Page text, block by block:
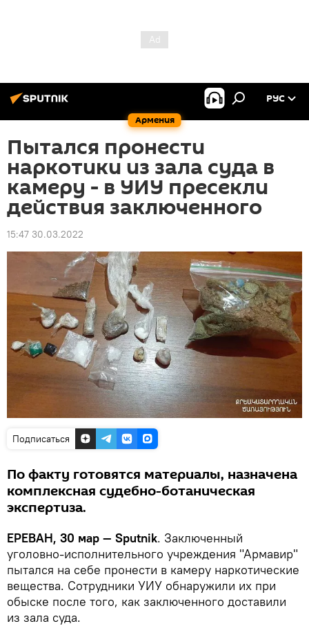
Армения
РУС
Пытался пронести
наркотики из зала суда в
камеру - в УИУ пресекли
действия заключенного
15:47 30.03.2022
Подписаться
По факту готовятся материалы, назначена
комплексная судебно-ботаническая
экспертиза.
ЕРЕВАН, 30 мар — Sputnik. Заключенный
уголовно-исполнительного учреждения "Армавир"
пытался на себе пронести в камеру наркотические
вещества. Сотрудники УИУ обнаружили их при
обыске после того, как заключенного доставили
из зала суда.